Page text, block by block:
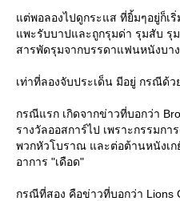
ต่พอลองไปดูกระแส ที่ยิ้มๆอยู่ก็เริ่
พะรับบาปและถูกรุมด่า รุมสับ รุ
สารพัดรุมจากบรรดาแฟนหนังบา
เท่าที่ลองจับประเด็น มีอยู่ กรณีด้ว
กรณีแรก เกิดจากข่าวที่บอกว่า
รางวัลออสการ์ไป เพราะกรรมก
พวกหัวโบราณ และต่อต้านหนังเก
อาการ "เดือด"
กรณีที่สอง คือข่าวที่บอกว่า Lions